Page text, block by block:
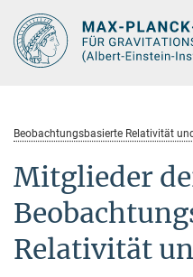
Hauptinhalt
Beobachtungsbasierte Relativität
Mitglieder
Relativität